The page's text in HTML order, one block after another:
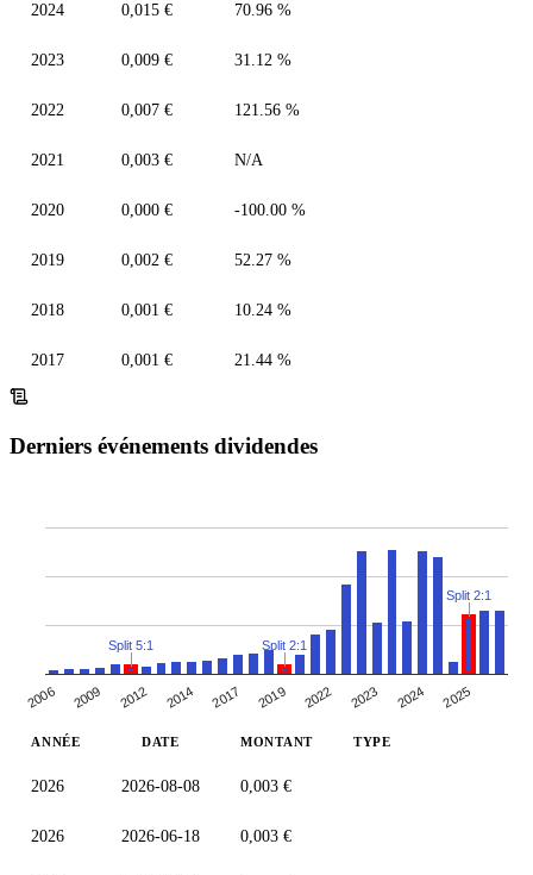
2024 0,015 € 70.96 %
2023 0,009 € 31.12 %
2022 0,007 € 121.56 %
2021 0,003 € N/A
2020 0,000 € -100.00 %
2019 0,002 € 52.27 %
2018 0,001 € 10.24 %
2017 0,001 € 21.44 %
Derniers événements dividendes
2006 2009 2012 2014 2017 2019 2022 2023 2024 2025
Split 5:1 Split 2:1
Split 2:1
ANNÉE DATE MONTANT TYPE
2026 2026-08-08 0,003 €
2026 2026-06-18 0,003 €